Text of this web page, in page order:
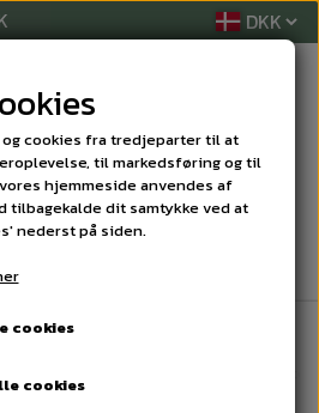
cookies fra tredjeparter til at
til markedsføring og til
hjemmeside anvendes af
tilbagekalde dit samtykke ved at
nederst på siden.
cookies
cookies